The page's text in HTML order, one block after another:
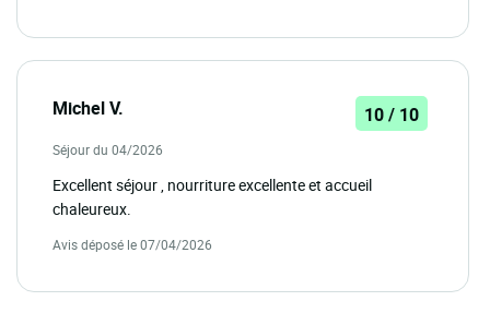
Michel V. 10 / 10
Séjour du 04/2026
Excellent séjour , nourriture excellente et accueil
chaleureux.
Avis déposé le 07/04/2026